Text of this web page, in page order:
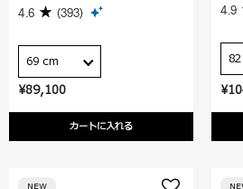
¥89,100
カートに入れる
4.6 (393)
69 cm
4.9
NEW